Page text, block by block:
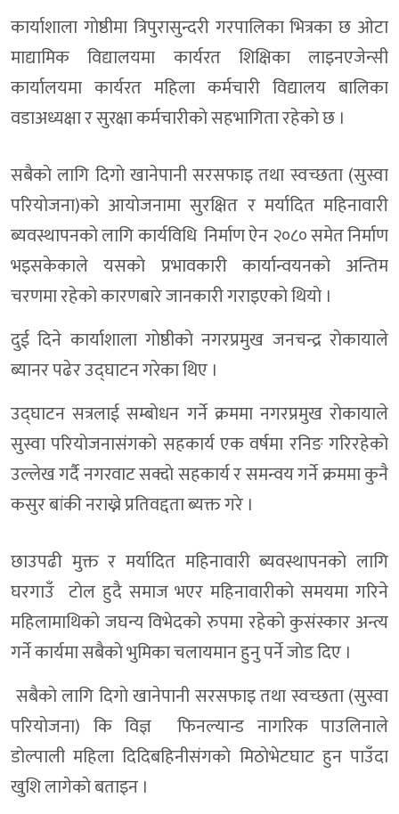
कार्याशाला गाेष्ठीमा त्रिपुरासुन्दरी गरपालिका भित्रका छ ओटा
माद्यामिक विद्यालयमा कार्यरत शिक्षिका लाइनएजेन्सी
कार्यालयमा कार्यरत महिला कर्मचारी विद्यालय बालिका
वडाअध्यक्षा र सुरक्षा कर्मचारीकाे सहभागिता रहेकाे छ ।
सबैकाे लागि दिगाे खानेपानी सरसफाइ तथा स्वच्छता (सुस्वा
परियाेजना)काे आयाेजनामा सुरक्षित र मर्यादित महिनावारी
ब्यवस्थापनकाे लागि कार्यविधि निर्माण ऐन २०८० समेत निर्माण
भइसकेकाले यसकाे प्रभावकारी कार्यान्वयनकाे अन्तिम
चरणमा रहेकाे कारणबारे जानकारी गराइएकाे थियाे ।
दुई दिने कार्याशाला गाेष्ठीकाे नगरप्रमुख जनचन्द्र राेकायाले
ब्यानर पढेर उद्घाटन गरेका थिए ।
उद्घाटन सत्रलाई सम्बाेधन गर्ने क्रममा नगरप्रमुख राेकायाले
सुस्वा परियाेजनासंगकाे सहकार्य एक वर्षमा रनिङ गरिरहेकाे
उल्लेख गर्दै नगरवाट सक्दाे सहकार्य र समन्वय गर्ने क्रममा कुनै
कसुर बांकी नराख्ने प्रतिवद्दता ब्यक्त गरे ।
छाउपढी मुक्त र मर्यादित महिनावारी ब्यवस्थापनकाे लागि
घरगाउँ टाेल हुदै समाज भएर महिनावारीकाे समयमा गरिने
महिलामाथिकाे जघन्य विभेदकाे रुपमा रहेकाे कुसंस्कार अन्त्य
गर्ने कार्यमा सबैकाे भुमिका चलायमान हुनु पर्ने जाेड दिए ।
सबैकाे लागि दिगाे खानेपानी सरसफाइ तथा स्वच्छता (सुस्वा
परियाेजना) कि विज्ञ फिनल्यान्ड नागरिक पाउलिनाले
डाेल्पाली महिला दिदिबहिनीसंगकाे मिठाेभेटघाट हुन पाउँदा
खुशि लागेकाे बताइन ।